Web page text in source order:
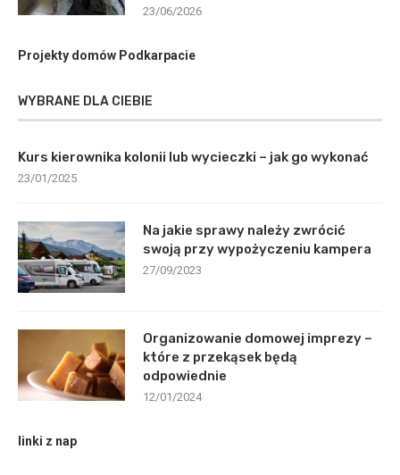
23/06/2026
Projekty domów Podkarpacie
WYBRANE DLA CIEBIE
Kurs kierownika kolonii lub wycieczki – jak go wykonać
23/01/2025
Na jakie sprawy należy zwrócić
swoją przy wypożyczeniu kampera
27/09/2023
Organizowanie domowej imprezy –
które z przekąsek będą
odpowiednie
12/01/2024
linki z nap